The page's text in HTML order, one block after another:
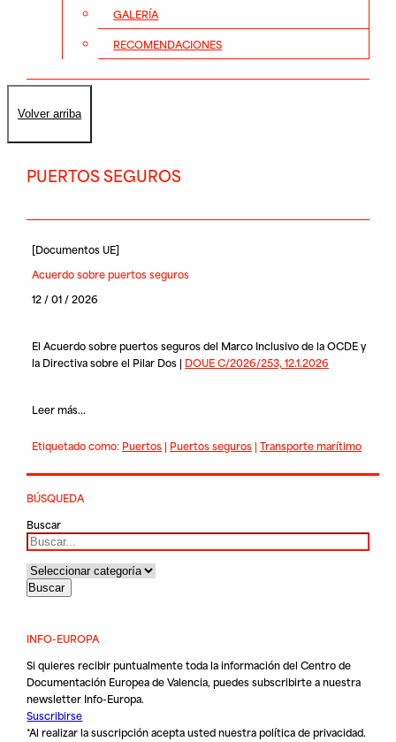
GALERÍA
RECOMENDACIONES
Volver arriba
PUERTOS SEGUROS
[Documentos UE]
Acuerdo sobre puertos seguros
12 / 01 / 2026
El Acuerdo sobre puertos seguros del Marco Inclusivo de la OCDE y
la Directiva sobre el Pilar Dos | DOUE C/2026/253, 12.1.2026
Leer más...
Etiquetado como: Puertos| Puertos seguros| Transporte marítimo
BÚSQUEDA
Buscar
INFO-EUROPA
Si quieres recibir puntualmente toda la información del Centro de
Documentación Europea de Valencia, puedes subscribirte a nuestra
newsletter Info-Europa.
Suscribirse
*Al realizar la suscripción acepta usted nuestrapolítica de privacidad.